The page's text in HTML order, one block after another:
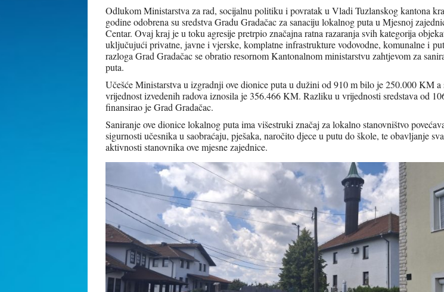
Odlukom Ministarstva za rad, socijalnu politiku i povratak u Vladi Tuzlanskog kantona
godine odobrena su sredstva Gradu Gradačac za sanaciju lokalnog puta u Mjesnoj
Centar. Ovaj kraj je u toku agresije pretrpio značajna ratna razaranja svih kategorija
uključujući privatne, javne i vjerske, komplatne infrastrukture vodovodne, komunalne i
razloga Grad Gradačac se obratio resornom Kantonalnom ministarstvu zahtjevom za
puta.
Učešće Ministarstva u izgradnji ove dionice puta u dužini od 910 m bilo je 250.000 KM a
vrijednost izvedenih radova iznosila je 356.466 KM. Razliku u vrijednosti sredstava od
finansirao je Grad Gradačac.
Saniranje ove dionice lokalnog puta ima višestruki značaj za lokalno stanovništvo
sigurnosti učesnika u saobraćaju, pješaka, naročito djece u putu do škole, te obavljanje
aktivnosti stanovnika ove mjesne zajednice.